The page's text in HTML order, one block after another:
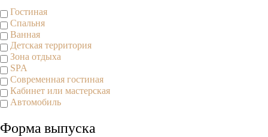
Гостиная
Спальня
Ванная
Детская территория
Зона отдыха
SPA
Современная гостиная
Кабинет или мастерская
Автомобиль
Форма выпуска